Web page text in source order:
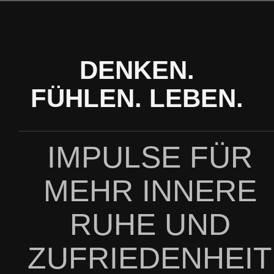
DENKEN.
FÜHLEN. LEBEN.
IMPULSE FÜR
MEHR INNERE
RUHE UND
ZUFRIEDENHEIT